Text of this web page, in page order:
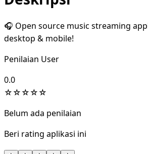
🎧 Open source music streaming
desktop & mobile!
Penilaian User
0.0
☆☆☆☆☆
Belum ada penilaian
Beri rating aplikasi ini